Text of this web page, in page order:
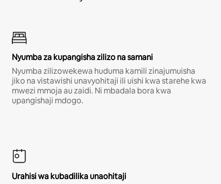
Nyumba za kupangisha zilizo na samani
Nyumba zilizowekewa huduma kamili zinajumuisha
jiko na vistawishi unavyohitaji ili uishi kwa starehe kwa
mwezi mmoja au zaidi. Ni mbadala bora kwa
upangishaji mdogo.
Urahisi wa kubadilika unaohitaji